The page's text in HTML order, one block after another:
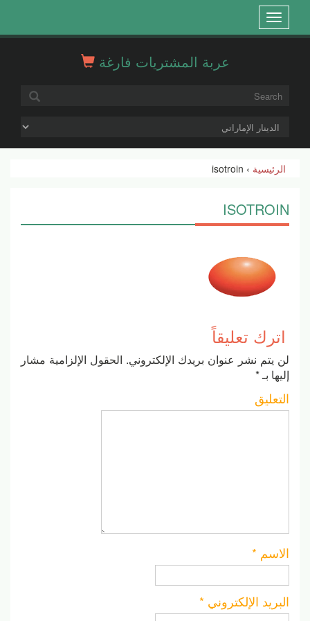
عربة المشتريات فارغة
Open
menu
الرئيسية › isotroin
ISOTROIN
اترك تعليقاً
لن يتم نشر عنوان بريدك الإلكتروني. الحقول الإلزامية مشار
إليها بـ*
التعليق
الاسم *
البريد الإلكتروني *